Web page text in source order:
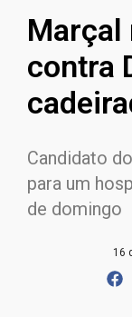
Marçal
contra
Candidato
para um
de domingo
16